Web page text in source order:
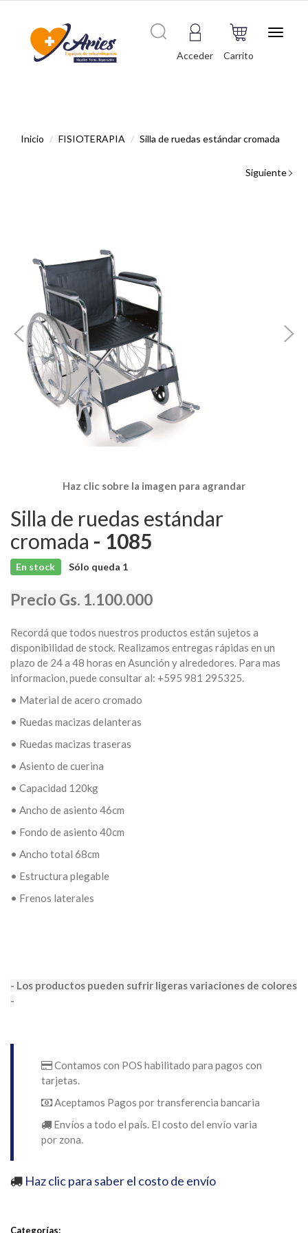
Acceder Carrito
Toggle
Inicio FISIOTERAPIA Silla de ruedas estándar cromada
Siguiente
Haz clic sobre la imagen para agrandar
Silla de ruedas estándar
cromada - 1085
En stock Sólo queda 1
Precio Gs. 1.100.000
Recordá que todos nuestros productos están sujetos a
disponibilidad de stock. Realizamos entregas rápidas en un
plazo de 24 a 48 horas en Asunción y alrededores. Para mas
informacion, puede consultar al: +595 981 295325.
• Material de acero cromado
• Ruedas macizas delanteras
• Ruedas macizas traseras
• Asiento de cuerina
• Capacidad 120kg
• Ancho de asiento 46cm
• Fondo de asiento 40cm
• Ancho total 68cm
• Estructura plegable
• Frenos laterales
- Los productos pueden sufrir ligeras variaciones de colores
-
Contamos con POS habilitado para pagos con
tarjetas.
Aceptamos Pagos por transferencia bancaria
Envíos a todo el país. El costo del envío varia
por zona.
Haz clic para saber el costo de envío
Categorías: